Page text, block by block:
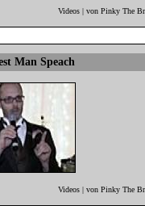
Videos | von Pinky The
Man Speach
Videos | von Pinky The